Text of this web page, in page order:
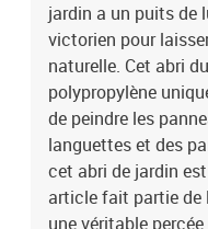
jardin a un puits de
victorien pour
naturelle. Cet abri
polypropylène
de peindre les
languettes et des
cet abri de jardin
article fait partie de
une véritable